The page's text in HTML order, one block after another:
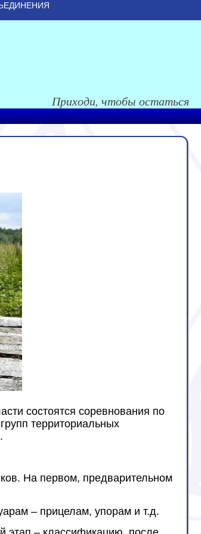
Приходи, чтобы остаться
состоятся соревнования по
территориальных
На первом, предварительном
– прицелам, упорам и т.д.